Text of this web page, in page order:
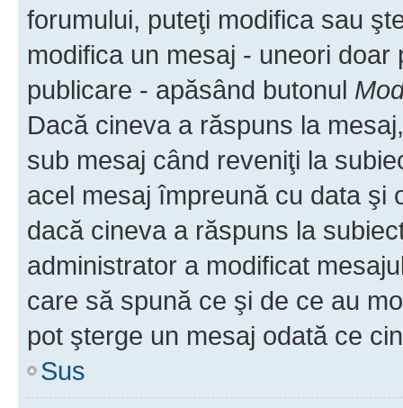
forumului, puteţi modifica sau
modifica un mesaj - uneori
publicare - apăsând butonul
Dacă cineva a răspuns la
sub mesaj când reveniţi la
acel mesaj împreună cu data şi
dacă cineva a răspuns la
administrator a modificat
care să spună ce şi de ce au
pot şterge un mesaj odată ce
Sus